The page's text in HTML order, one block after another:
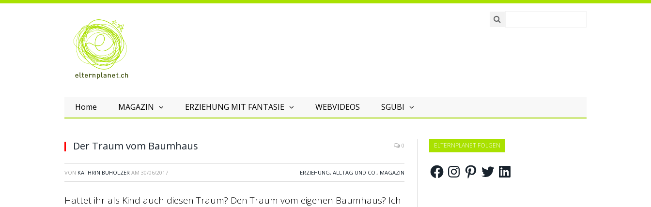
Home MAGAZIN ERZIEHUNG MIT FANTASIE WEBVIDEOS SGUBI
Der Traum vom Baumhaus 0
VON KATHRIN BUHOLZER AM 30/06/2017 ERZIEHUNG, ALLTAG UND CO., MAGAZIN
Hattet ihr als Kind auch diesen Traum? Den Traum vom eigenen Baumhaus? Ich
ELTERNPLANET FOLGEN
FacebookInstagramPinterestTwitterLinkedIn